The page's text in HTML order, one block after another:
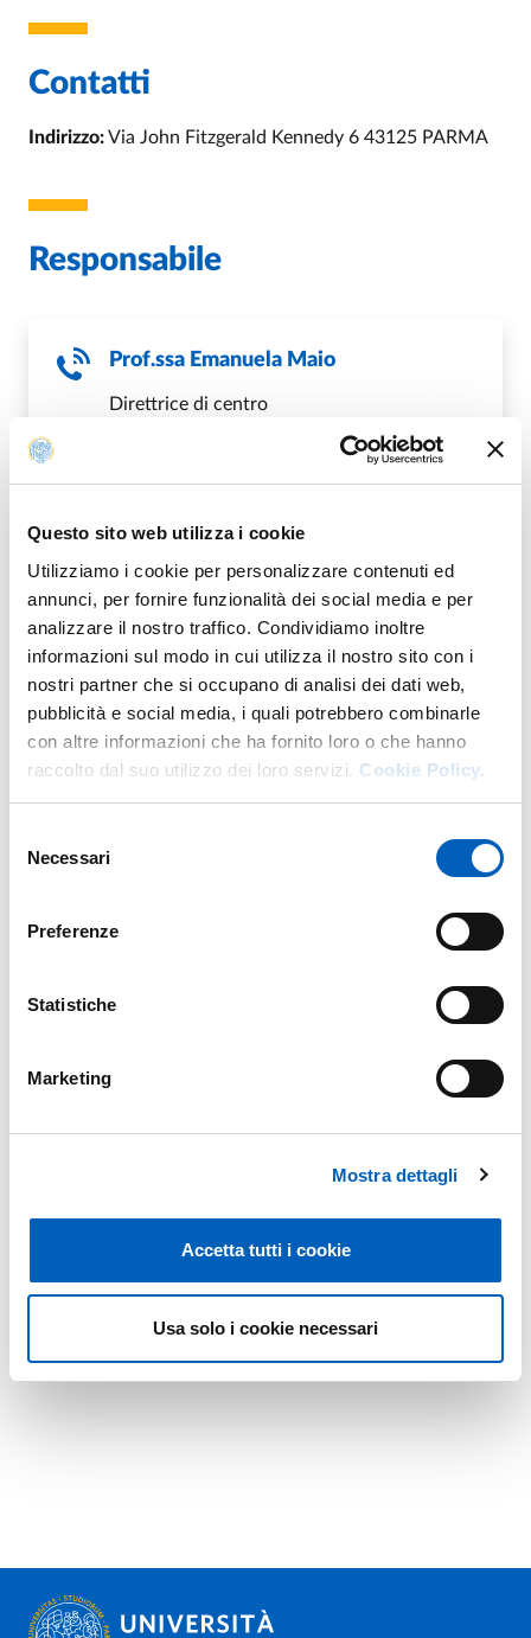
Questo sito web utilizza i cookie
Utilizziamo i cookie per personalizzare contenuti ed
annunci, per fornire funzionalità dei social media e per
analizzare il nostro traffico. Condividiamo inoltre
informazioni sul modo in cui utilizza il nostro sito con i
nostri partner che si occupano di analisi dei dati web,
pubblicità e social media, i quali potrebbero combinarle
con altre informazioni che ha fornito loro o che hanno
raccolto dal suo utilizzo dei loro servizi. Cookie Policy.
delNecessari
Preferenze
Statistiche
Marketing
Mostra dettagli
Accetta tutti i cookie
Usa solo i cookie necessari
Contatti
Indirizzo:Via John Fitzgerald Kennedy 6 43125 PARMA
Responsabile
Prof.ssa Emanuela Maio
Direttrice di centro
Organigramma
Fa parte di